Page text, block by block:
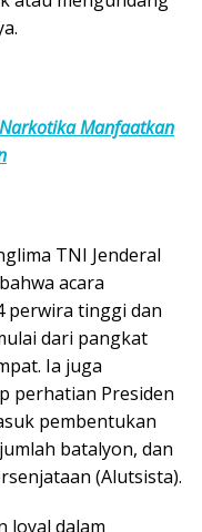
Manfaatkan
TNI Jenderal
acara
perwira tinggi dan
dari pangkat
Ia juga
perhatian Presiden
pembentukan
batalyon, dan
(Alutsista).
loyal dalam